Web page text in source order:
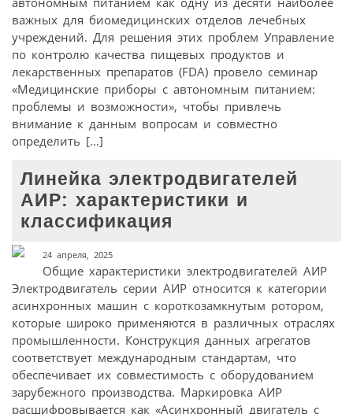
важных для биомедицинских отделов лечебных
учреждений. Для решения этих проблем Управление
по контролю качества пищевых продуктов и
лекарственных препаратов (FDA) провело семинар
«Медицинские приборы с автономным питанием:
проблемы и возможности», чтобы привлечь
внимание к данным вопросам и совместно
определить […]
Линейка электродвигателей
АИР: характеристики и
классификация
24 апреля, 2025
Общие характеристики электродвигателей АИР
Электродвигатель серии АИР относится к категории
асинхронных машин с короткозамкнутым ротором,
которые широко применяются в различных отраслях
промышленности. Конструкция данных агрегатов
соответствует международным стандартам, что
обеспечивает их совместимость с оборудованием
зарубежного производства. Маркировка АИР
расшифровывается как «Асинхронный двигатель с